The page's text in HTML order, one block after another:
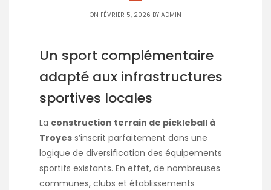
ON FÉVRIER 5, 2026 BY ADMIN
Un sport complémentaire
adapté aux infrastructures
sportives locales
La construction terrain de pickleball à
Troyes s’inscrit parfaitement dans une
logique de diversification des équipements
sportifs existants. En effet, de nombreuses
communes, clubs et établissements